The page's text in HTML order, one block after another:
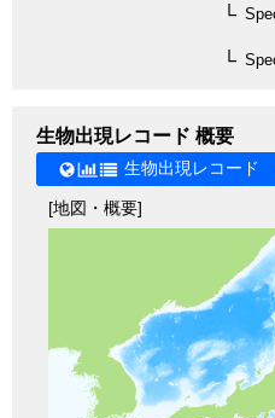
生物出現レコード 概要
生物出現レコー
[地図・概要]